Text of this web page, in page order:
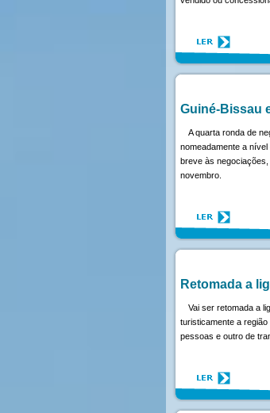
Guiné-Bissau
A quarta ronda de
nomeadamente a
breve às
novembro.
Retomada a
Vai ser retomada a
turisticamente a
pessoas e outro de